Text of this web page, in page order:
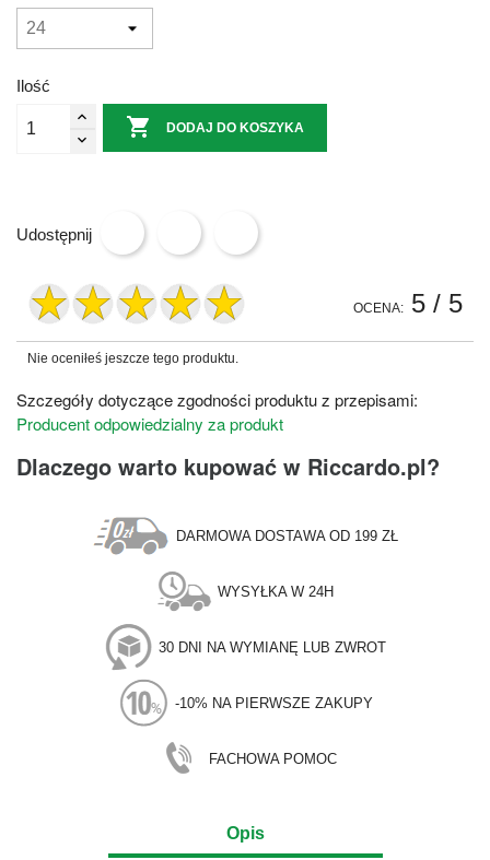
Ilość
 DODAJ DO KOSZYKA
Udostępnij
OCENA: 5 / 5
Nie oceniłeś jeszcze tego produktu.
Szczegóły dotyczące zgodności produktu z przepisami:
Producent odpowiedzialny za produkt
Dlaczego warto kupować w Riccardo.pl?
DARMOWA DOSTAWA OD 199 ZŁ
WYSYŁKA W 24H
30 DNI NA WYMIANĘ LUB ZWROT
-10% NA PIERWSZE ZAKUPY
FACHOWA POMOC
Opis